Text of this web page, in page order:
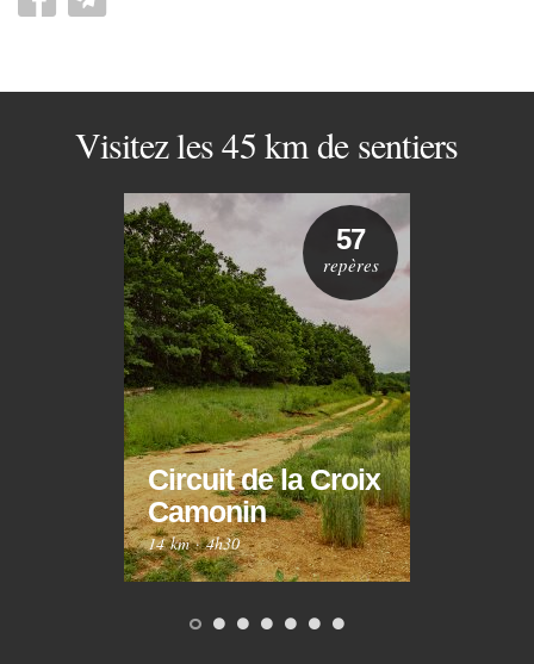
Visitez les 45 km de sentiers
Circuit de la Croix
Camonin
14 km·4h30
57
repères